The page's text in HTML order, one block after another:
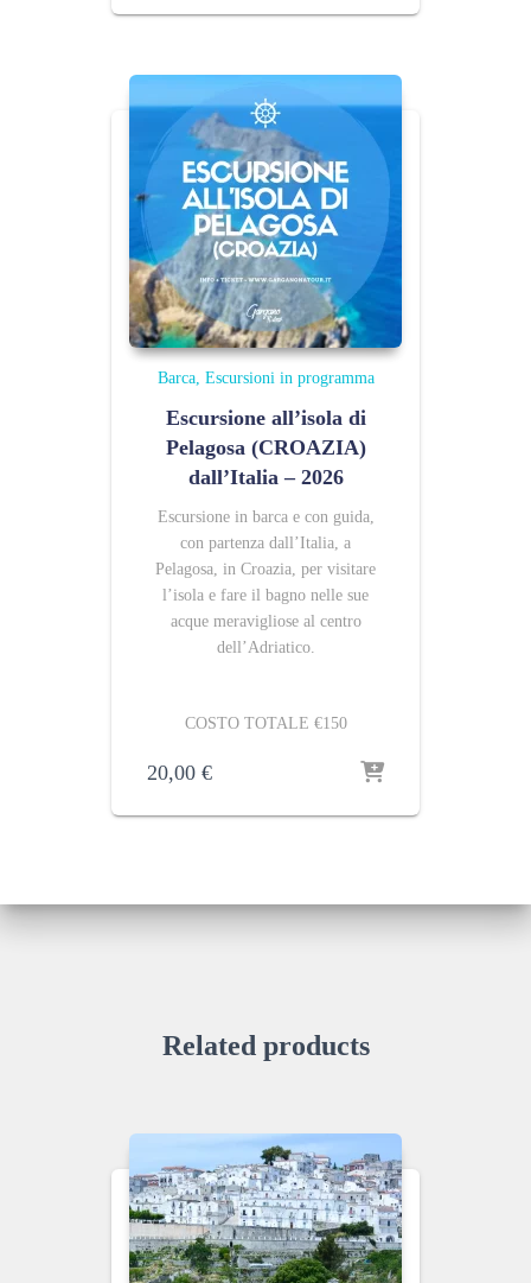
prezzo:
10,00 €
100,00 €
Barca Escursioni in programma
Escursione all’isola di
Pelagosa (CROAZIA)
dall’Italia – 2026
Escursione in barca e con guida,
con partenza dall’Italia, a
Pelagosa, in Croazia, per visitare
l’isola e fare il bagno nelle sue
acque meravigliose al centro
dell’Adriatico.
COSTO TOTALE €150
20,00 €
Related products